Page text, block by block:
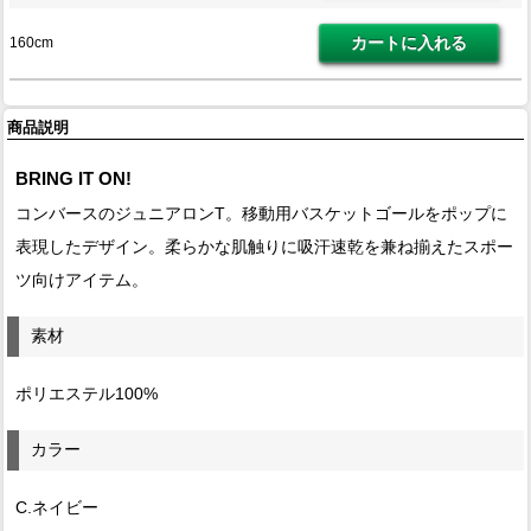
160cm
商品説明
BRING IT ON!
コンバースのジュニアロンT。移動用バスケットゴールをポップに
表現したデザイン。柔らかな肌触りに吸汗速乾を兼ね揃えたスポー
ツ向けアイテム。
素材
ポリエステル100%
カラー
C.ネイビー